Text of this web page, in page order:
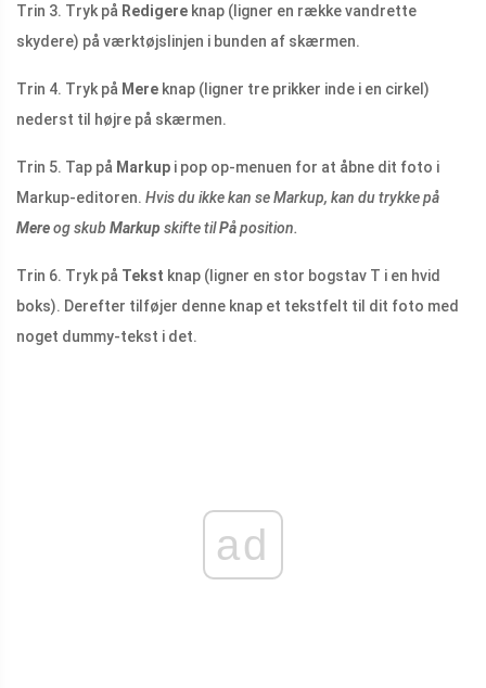
Trin 3. Tryk på Redigere knap (ligner en række vandrette
skydere) på værktøjslinjen i bunden af ​​skærmen.
Trin 4. Tryk på Mere knap (ligner tre prikker inde i en cirkel)
nederst til højre på skærmen.
Trin 5. Tap på Markup i pop op-menuen for at åbne dit foto i
Markup-editoren. Hvisdu ikke kan se Markup, kan du trykke på
Mereog skub Markup skifte tilPåposition.
Trin 6. Tryk på Tekst knap (ligner en stor bogstav T i en hvid
boks). Derefter tilføjer denne knap et tekstfelt til dit foto med
noget dummy-tekst i det.
ad